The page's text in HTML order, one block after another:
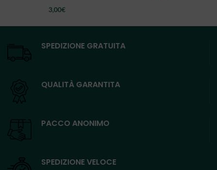
3,00€
SPEDIZIONE GRATUITA
QUALITÀ GARANTITA
PACCO ANONIMO
SPEDIZIONE VELOCE